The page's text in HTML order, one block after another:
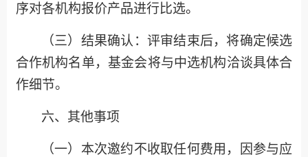
序对各机构报价产品进行比选。
（三）结果确认 ： 评审结束后，将确定候选
合作机构名单，基金会将与中选机构洽谈具体合
作细节。
六、其他事项
（一）本次邀约不收取任何费用，因参与应